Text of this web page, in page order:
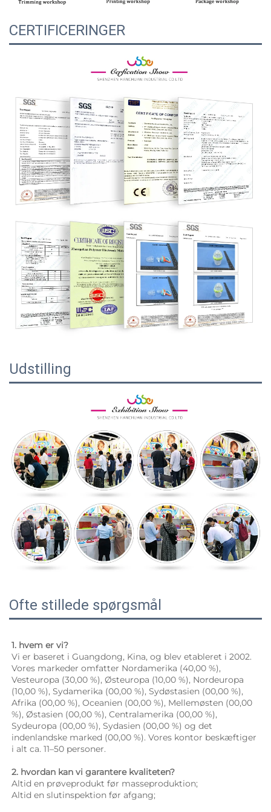
CERTIFICERINGER
Udstilling
Ofte stillede spørgsmål
1. hvem er vi?
Vi er baseret i Guangdong, Kina, og blev etableret i 2002.
Vores markeder omfatter Nordamerika (40,00 %),
Vesteuropa (30,00 %), Østeuropa (10,00 %), Nordeuropa
(10,00 %), Sydamerika (00,00 %), Sydøstasien (00,00 %),
Afrika (00,00 %), Oceanien (00,00 %), Mellemøsten (00,00
%), Østasien (00,00 %), Centralamerika (00,00 %),
Sydeuropa (00,00 %), Sydasien (00,00 %) og det
indenlandske marked (00,00 %). Vores kontor beskæftiger
i alt ca. 11–50 personer.
2. hvordan kan vi garantere kvaliteten?
Altid en prøveprodukt før masseproduktion;
Altid en slutinspektion før afgang;